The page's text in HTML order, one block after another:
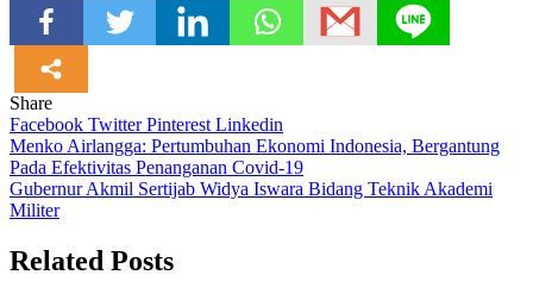
Share
Facebook TwitterPinterest Linkedin
Navigasi
pos
Menko Airlangga: Pertumbuhan Ekonomi Indonesia, Bergantung
Pada Efektivitas Penanganan Covid-19
Gubernur Akmil Sertijab Widya Iswara Bidang Teknik Akademi
Militer
Related Posts